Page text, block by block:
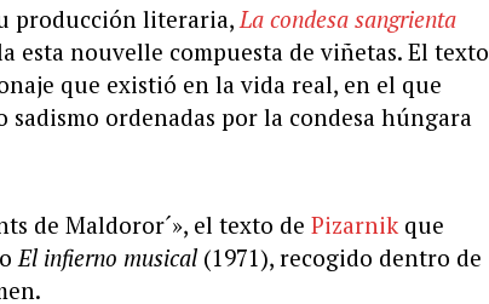
producción literaria,La condesa sangrienta
esta nouvelle compuesta de viñetas. El texto
que existió en la vida real, en el que
ordenadas por la condesa húngara
de Maldoror´», el texto de Pizarnik que
El infierno musical (1971), recogido dentro de